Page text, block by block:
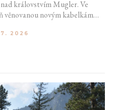
královstvím Mugler. Ve
novým kabelkám
výrazy minulosti a dávných
2026